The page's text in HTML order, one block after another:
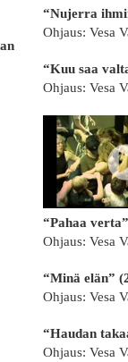
“Nujerra
Ohjaus: Vesa
“Kuu saa
Ohjaus: Vesa
“Pahaa
Ohjaus: Vesa
“Minä elän”
Ohjaus: Vesa
“Haudan
Ohjaus: Vesa